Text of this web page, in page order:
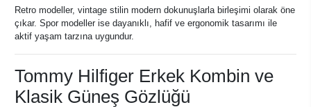
Retro modeller, vintage stilin modern dokunuşlarla birleşimi olarak öne
çıkar. Spor modeller ise dayanıklı, hafif ve ergonomik tasarımı ile
aktif yaşam tarzına uygundur.
Tommy Hilfiger Erkek Kombin ve
Klasik Güneş Gözlüğü